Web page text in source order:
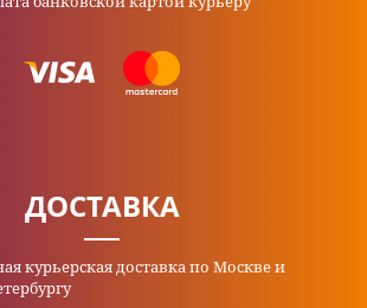
ДОСТАВКА
курьерская доставка по Москве и